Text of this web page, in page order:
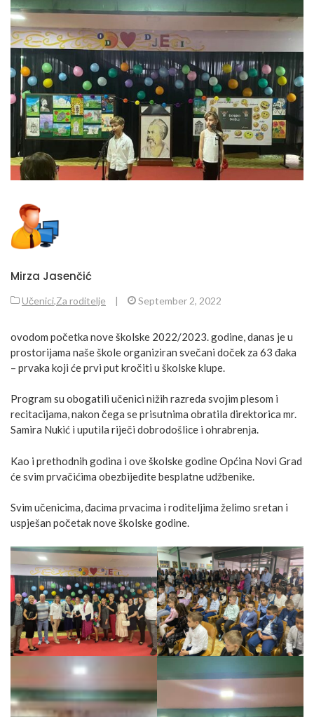
Mirza Jasenčić
Učenici,Za roditelje | September 2, 2022
ovodom početka nove školske 2022/2023. godine, danas je u
prostorijama naše škole organiziran svečani doček za 63 đaka
– prvaka koji će prvi put kročiti u školske klupe.
Program su obogatili učenici nižih razreda svojim plesom i
recitacijama, nakon čega se prisutnima obratila direktorica mr.
Samira Nukić i uputila riječi dobrodošlice i ohrabrenja.
Kao i prethodnih godina i ove školske godine Općina Novi Grad
će svim prvačićima obezbijedite besplatne udžbenike.
Svim učenicima, đacima prvacima i roditeljima želimo sretan i
uspješan početak nove školske godine.